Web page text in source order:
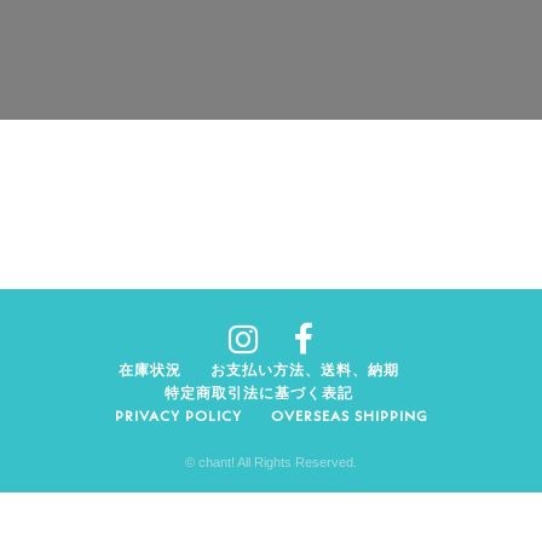
在庫状況
お支払い方法、送料、納期
特定商取引法に基づく表記
PRIVACY POLICY
OVERSEAS SHIPPING
© chant! All Rights Reserved.